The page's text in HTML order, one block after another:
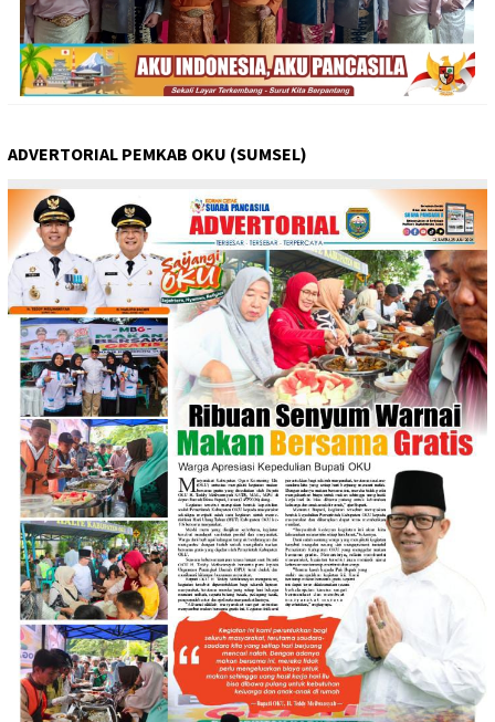
ADVERTORIAL PEMKAB OKU (SUMSEL)